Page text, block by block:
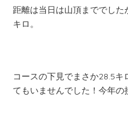
距離は当日は山頂まででし
キロ。
コースの下見でまさか28.5
てもいませんでした！今年の